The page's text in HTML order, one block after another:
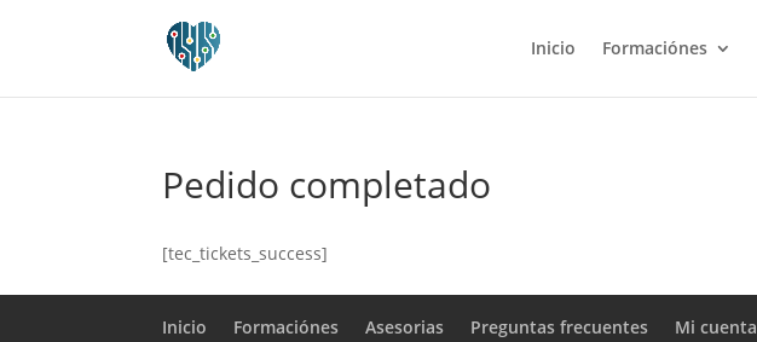
Inicio Formaciónes
Pedido completado
[tec_tickets_success]
Inicio Formaciónes Asesorias Preguntas frecuentes Mi cuenta